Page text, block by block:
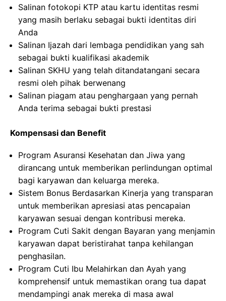
Salinan fotokopi KTP atau kartu identitas resmi
yang masih berlaku sebagai bukti identitas diri
Anda
Salinan Ijazah dari lembaga pendidikan yang sah
sebagai bukti kualifikasi akademik
Salinan SKHU yang telah ditandatangani secara
resmi oleh pihak berwenang
Salinan piagam atau penghargaan yang pernah
Anda terima sebagai bukti prestasi
Kompensasi dan Benefit
Program Asuransi Kesehatan dan Jiwa yang
dirancang untuk memberikan perlindungan optimal
bagi karyawan dan keluarga mereka.
Sistem Bonus Berdasarkan Kinerja yang transparan
untuk memberikan apresiasi atas pencapaian
karyawan sesuai dengan kontribusi mereka.
Program Cuti Sakit dengan Bayaran yang menjamin
karyawan dapat beristirahat tanpa kehilangan
penghasilan.
Program Cuti Ibu Melahirkan dan Ayah yang
komprehensif untuk memastikan orang tua dapat
mendampingi anak mereka di masa awal